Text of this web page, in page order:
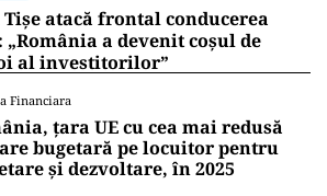
atacă frontal conducerea
„România a devenit coșul de
al investitorilor”
Financiara
țara UE cu cea mai redusă
bugetară pe locuitor pentru
și dezvoltare, în 2025